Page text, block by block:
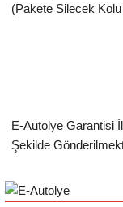
(Pakete Silecek
E-Autolye Garantisi
Şekilde